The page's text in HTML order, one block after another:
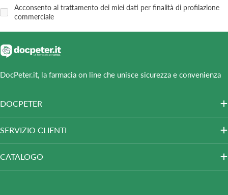
Acconsento al trattamento dei miei dati per finalità di profilazione
commerciale
DocPeter.it, la farmacia on line che unisce sicurezza e convenienza
DOCPETER
SERVIZIO CLIENTI
CATALOGO